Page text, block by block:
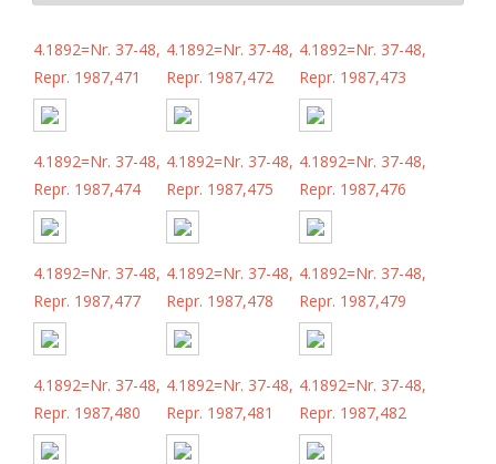
4.1892=Nr. 37-48,
Repr. 1987,471
4.1892=Nr. 37-48,
Repr. 1987,472
4.1892=Nr. 37-48,
Repr. 1987,473
4.1892=Nr. 37-48,
Repr. 1987,474
4.1892=Nr. 37-48,
Repr. 1987,475
4.1892=Nr. 37-48,
Repr. 1987,476
4.1892=Nr. 37-48,
Repr. 1987,477
4.1892=Nr. 37-48,
Repr. 1987,478
4.1892=Nr. 37-48,
Repr. 1987,479
4.1892=Nr. 37-48,
Repr. 1987,480
4.1892=Nr. 37-48,
Repr. 1987,481
4.1892=Nr. 37-48,
Repr. 1987,482